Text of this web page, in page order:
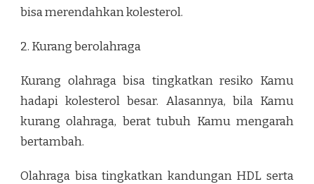
bisa merendahkan kolesterol.
2. Kurang berolahraga
Kurang olahraga bisa tingkatkan resiko Kamu
hadapi kolesterol besar. Alasannya, bila Kamu
kurang olahraga, berat tubuh Kamu mengarah
bertambah.
Olahraga bisa tingkatkan kandungan HDL serta